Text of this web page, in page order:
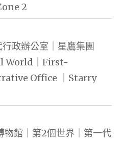
2
政辦公室｜星鷹集團
World｜First-
Office ｜Starry
物館｜第2個世界｜第一代